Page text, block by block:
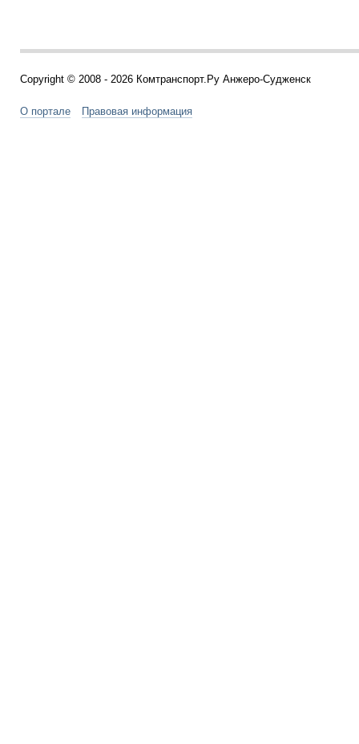
Copyright © 2008 - 2026 Комтранспорт.Ру Анжеро-Судженск
О портале Правовая информация